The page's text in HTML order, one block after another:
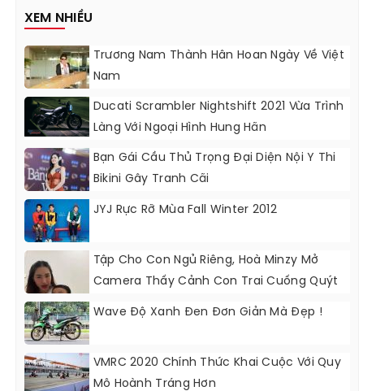
XEM NHIỀU
Trương Nam Thành Hân Hoan Ngày Về Việt
Nam
Ducati Scrambler Nightshift 2021 Vừa Trình
Làng Với Ngoại Hình Hung Hãn
Bạn Gái Cầu Thủ Trọng Đại Diện Nội Y Thi
Bikini Gây Tranh Cãi
JYJ Rực Rỡ Mùa Fall Winter 2012
Tập Cho Con Ngủ Riêng, Hoà Minzy Mở
Camera Thấy Cảnh Con Trai Cuống Quýt
Wave Độ Xanh Đen Đơn Giản Mà Đẹp !
VMRC 2020 Chính Thức Khai Cuộc Với Quy
Mô Hoành Tráng Hơn